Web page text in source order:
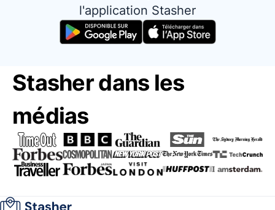
l'application Stasher
Stasher dans les
médias